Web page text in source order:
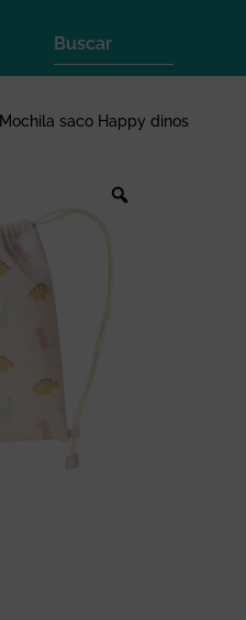
Mochila saco Happy dinos